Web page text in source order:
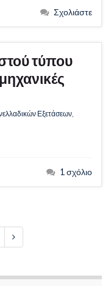
Σχολιάστε
τύπου
Εξετάσεων
1 σχόλιο